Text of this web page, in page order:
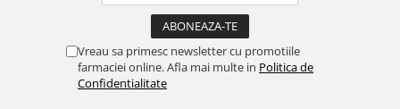
Vreau sa primesc newsletter cu promotiile
farmaciei online. Afla mai multe in Politica de
Confidentialitate